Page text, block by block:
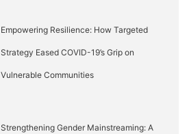
Empowering Resilience: How Targeted
Strategy Eased COVID-19’s Grip on
Vulnerable Communities
Strengthening Gender Mainstreaming: A